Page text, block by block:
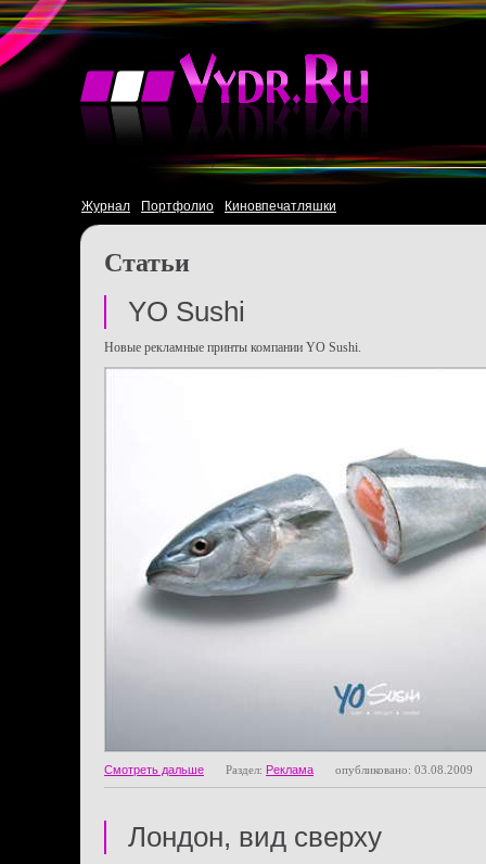
Журнал Портфолио Киновпечатляшки
Статьи
YO Sushi
Новые рекламные принты компании YO Sushi.
Смотреть дальше Раздел: Реклама опубликовано: 03.08.2009
Лондон, вид сверху